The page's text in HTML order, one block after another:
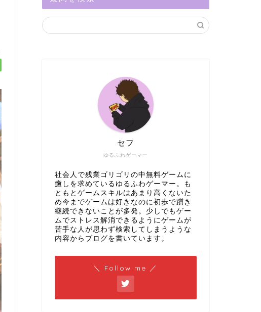
ゆるふわゲーマー
セフ
社会人で残業ゴリゴリの中無料ゲームに
癒しを求めているゆるふわゲーマー。も
ともとゲームスキルはあまり高くないた
め今までゲームは好きなのに初歩で躓き
継続できないことが多発。少しでもゲー
ムでストレス解消できるようにゲームが
苦手な人が思わず検索してしまうような
内容からブログを書いています。
＼ Follow me ／